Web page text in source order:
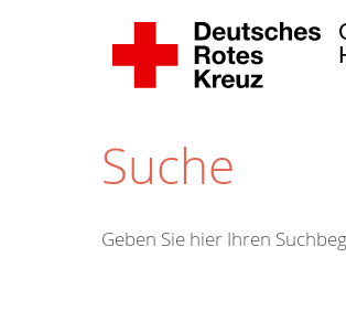
Suche
Geben Sie hier Ihren